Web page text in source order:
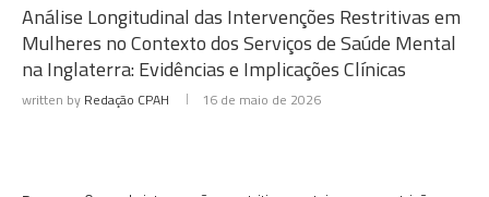
Análise Longitudinal das Intervenções Restritivas em
Mulheres no Contexto dos Serviços de Saúde Mental
na Inglaterra: Evidências e Implicações Clínicas
written by Redação CPAH 16 de maio de 2026